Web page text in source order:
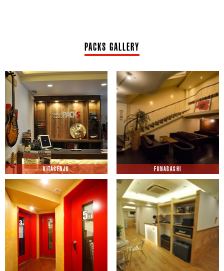
PACKS GALLERY
KITASENJU FUNABASHI